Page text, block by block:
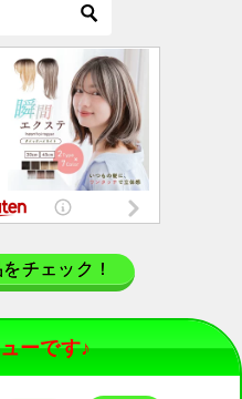
チェック！
ーです♪